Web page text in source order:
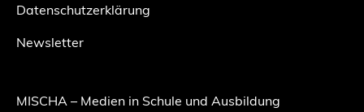
Datenschutzerklärung
Newsletter
MISCHA – Medien in Schule und Ausbildung